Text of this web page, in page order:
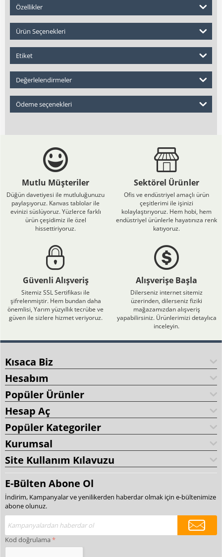
Özellikler
Ürün Seçenekleri
Etiket
Değerlelendirmeler
Ödeme seçenekleri
Mutlu Müşteriler
Düğün davetiyesi ile mutluluğunuzu
paylaşıyoruz. Kanvas tablolar ile
evinizi süslüyoruz. Yüzlerce farklı
ürün çeşidimiz ile özel
hissettiriyoruz.
Sektörel Ürünler
Ofis ve endüstriyel amaçlı ürün
çeşitlerimi ile işinizi
kolaylaştırıyoruz. Hem hobi, hem
endüstriyel ürünlerle hayatınıza renk
katıyoruz.
Güvenli Alışveriş
Sitemiz SSL Sertifikası ile
şifrelenmiştir. Hem bundan daha
önemlisi, Yarım yüzyıllık tecrübe ve
güven ile sizlere hizmet veriyoruz.
Alışverişe Başla
Dilerseniz internet sitemiz
üzerinden, dilerseniz fiziki
mağazamızdan alışveriş
yapabilirsiniz. Ürünlerimizi detaylıca
inceleyin.
Kısaca Biz
Hesabım
Popüler Ürünler
Hesap Aç
Popüler Kategoriler
Kurumsal
Site Kullanım Kılavuzu
E-Bülten Abone Ol
İndirim, Kampanyalar ve yenilikerden haberdar olmak için e-bültenimize
abone olunuz.
Kod doğrulama